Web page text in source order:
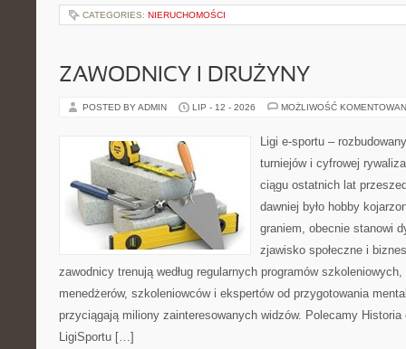
CATEGORIES: NIERUCHOMOŚCI
ZAWODNICY I DRUŻYNY
POSTED BY ADMIN LIP - 12 - 2026 MOŻLIWOŚĆ
Ligi e-sportu –
turniejów i cyfrowej
ciągu ostatnich lat
dawniej było hobby
graniem, obecnie stanowi
zjawisko społeczne i
zawodnicy trenują według regularnych programów
menedżerów, szkoleniowców i ekspertów od przygotowania
przyciągają miliony zainteresowanych widzów. Polecamy
LigiSportu […]